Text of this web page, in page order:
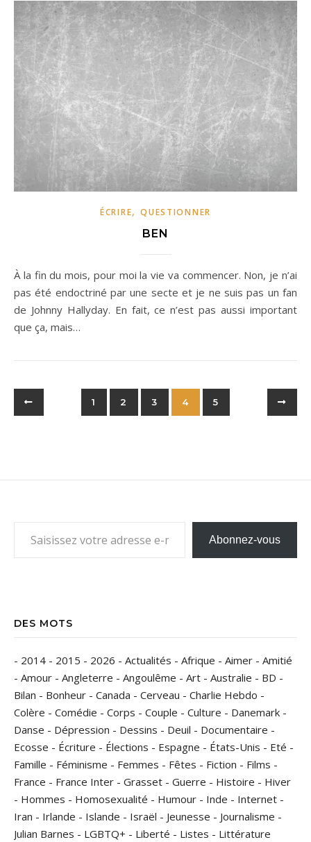
ÉCRIRE,QUESTIONNER
BEN
À la fin du mois, pour moi la vie va commencer. Non, je n’ai
pas été endoctriné par une secte et je ne suis pas un fan
de Johnny Hallyday. En fait, ce n’est pas aussi important
que ça, mais…
1 2 3 4 5
Abonnez-vous
DES MOTS
- 2014 - 2015 - 2026 - Actualités - Afrique - Aimer - Amitié
- Amour - Angleterre - Angoulême - Art - Australie - BD -
Bilan - Bonheur - Canada - Cerveau - Charlie Hebdo -
Colère - Comédie - Corps - Couple - Culture - Danemark -
Danse - Dépression - Dessins - Deuil - Documentaire -
Ecosse - Écriture - Élections - Espagne - États-Unis - Eté -
Famille - Féminisme - Femmes - Fêtes - Fiction - Films -
France - France Inter - Grasset - Guerre - Histoire - Hiver
- Hommes - Homosexualité - Humour - Inde - Internet -
Iran - Irlande - Islande - Israël - Jeunesse - Journalisme -
Julian Barnes - LGBTQ+ - Liberté - Listes - Littérature